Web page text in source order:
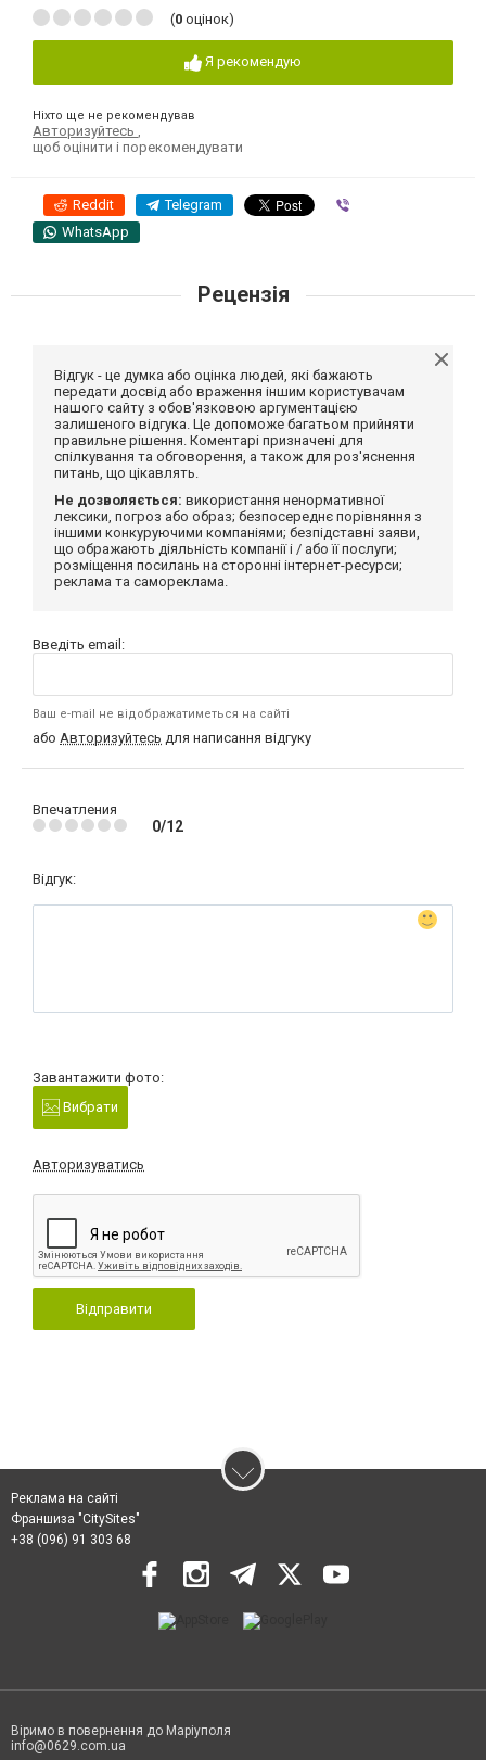
(0 оцінок)
Я рекомендую
Ніхто ще не рекомендував
Авторизуйтесь
щоб оцінити і порекомендувати
Reddit Telegram
WhatsApp
Рецензія
Відгук - це думка або оцінка людей, які бажають
передати досвід або враження іншим користувачам
нашого сайту з обов'язковою аргументацією
залишеного відгука. Це допоможе багатьом прийняти
правильне рішення. Коментарі призначені для
спілкування та обговорення, а також для роз'яснення
питань, що цікавлять.
Не дозволяється: використання ненормативної
лексики, погроз або образ; безпосереднє порівняння з
іншими конкуруючими компаніями; безпідставні заяви,
що ображають діяльність компанії і / або її послуги;
розміщення посилань на сторонні інтернет-ресурси;
реклама та самореклама.
Введіть email:
Ваш e-mail не відображатиметься на сайті
або Авторизуйтесь для написання відгуку
Впечатления
0/12
Відгук:
Завантажити фото:
Вибрати
Авторизуватись
Відправити
Реклама на сайті
Франшиза "CitySites"
+38 (096) 91 303 68
Віримо в повернення до Маріуполя
info@0629.com.ua